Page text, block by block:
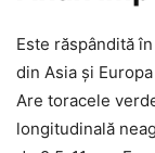
Este răspândită
din Asia și
Are toracele
longitudinală